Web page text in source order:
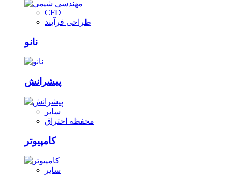
CFD
طراحی فرآیند
نانو
پیشرانش
سایر
محفظه احتراق
کامپیوتر
سایر